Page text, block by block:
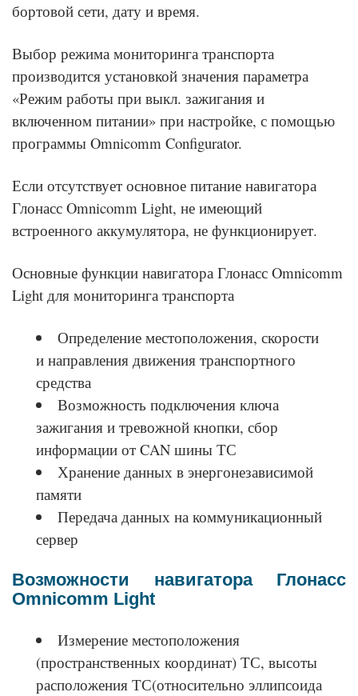
бортовой сети, дату и время.
Выбор режима мониторинга транспорта
производится установкой значения параметра
«Режим работы при выкл. зажигания и
включенном питании» при настройке, с помощью
программы Omnicomm Configurator.
Если отсутствует основное питание навигатора
Глонасс Omnicomm Light, не имеющий
встроенного аккумулятора, не функционирует.
Основные функции навигатора Глонасс Omnicomm
Light для мониторинга транспорта
Определение местоположения, скорости
и направления движения транспортного
средства
Возможность подключения ключа
зажигания и тревожной кнопки, сбор
информации от CAN шины ТС
Хранение данных в энергонезависимой
памяти
Передача данных на коммуникационный
сервер
Возможности навигатора Глонасс
Omnicomm Light
Измерение местоположения
(пространственных координат) ТС, высоты
расположения ТС(относительно эллипсоида